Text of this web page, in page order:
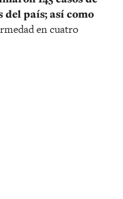
del país; así como
en cuatro